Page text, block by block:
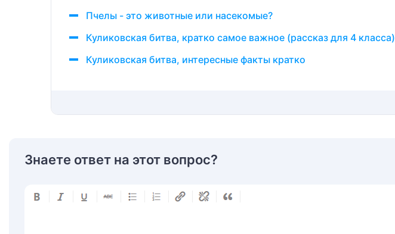
Пчелы - это животные или насекомые?
Куликовская битва, кратко самое важное (рассказ для 4 класса)
Куликовская битва, интересные факты кратко
Знаете ответ на этот вопрос?